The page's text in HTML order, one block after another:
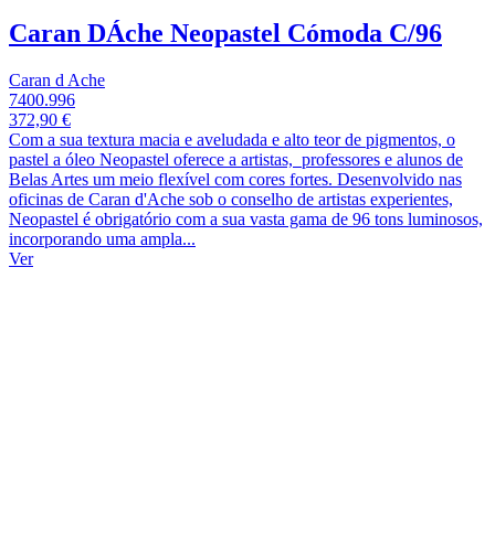
Caran DÁche Neopastel Cómoda C/96
Caran d Ache
7400.996
372,90 €
Com a sua textura macia e aveludada e alto teor de pigmentos, o
pastel a óleo Neopastel oferece a artistas, professores e alunos de
Belas Artes um meio flexível com cores fortes. Desenvolvido nas
oficinas de Caran d'Ache sob o conselho de artistas experientes,
Neopastel é obrigatório com a sua vasta gama de 96 tons luminosos,
incorporando uma ampla...
Ver